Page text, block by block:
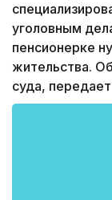
уголовным
пенсионерке
жительства.
суда,